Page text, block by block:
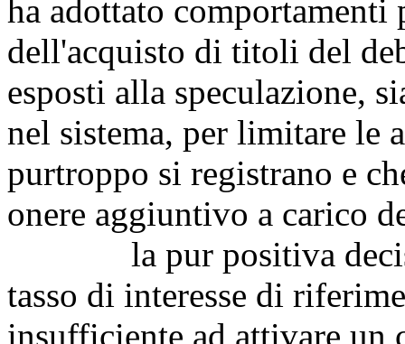
ha adottato
dell'acquisto di titoli del
esposti alla speculazione,
nel sistema, per limitare le
purtroppo si registrano e
onere aggiuntivo a carico
la pur positiva
tasso di interesse di
insufficiente ad attivare un